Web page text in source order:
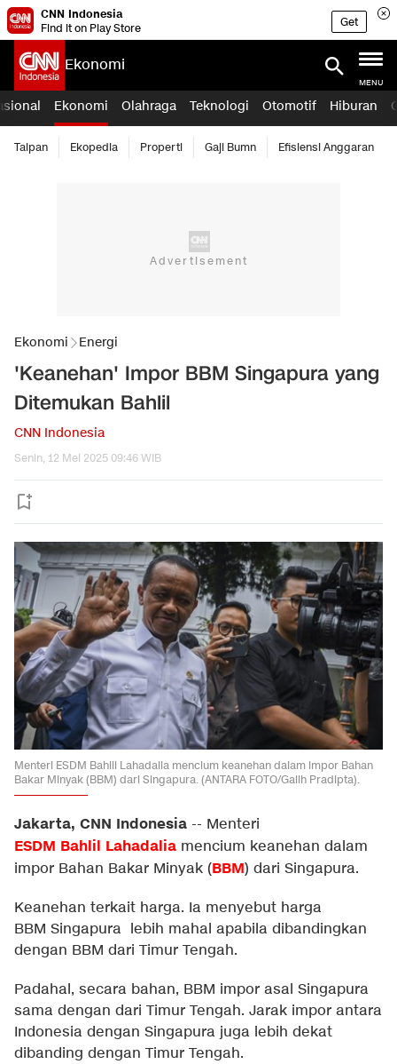
CNN Indonesia
Find it on Play Store
Get
Ekonomi
MENU
Ekonomi Olahraga Teknologi Otomotif Hiburan
Taipan Ekopedia Properti Gaji Bumn Efisiensi Anggaran
Ekonomi Energi
'Keanehan' Impor BBM Singapura yang
Ditemukan Bahlil
CNN Indonesia
Senin, 12 Mei 2025 09:46 WIB
Menteri ESDM Bahlil Lahadalia mencium keanehan dalam impor Bahan
Bakar Minyak (BBM) dari Singapura. (ANTARA FOTO/Galih Pradipta).
Jakarta, CNN Indonesia -- Menteri
ESDM Bahlil Lahadalia mencium keanehan dalam
impor Bahan Bakar Minyak (BBM) dari Singapura.
Keanehan terkait harga. Ia menyebut harga
BBM Singapura lebih mahal apabila dibandingkan
dengan BBM dari Timur Tengah.
Padahal, secara bahan, BBM impor asal Singapura
sama dengan dari Timur Tengah. Jarak impor antara
Indonesia dengan Singapura juga lebih dekat
dibanding dengan Timur Tengah.